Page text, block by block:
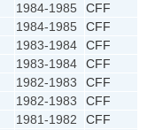
1984-1985
CFF
1984-1985
CFF
1983-1984
CFF
1983-1984
CFF
1982-1983
CFF
1982-1983
CFF
1981-1982
CFF